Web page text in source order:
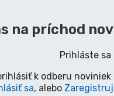
na príchod
Prihláste sa
k odberu
sa, alebo